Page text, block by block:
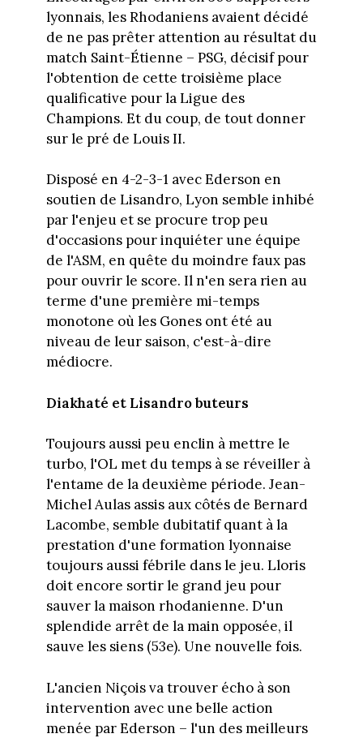
lyonnais, les Rhodaniens avaient décidé
de ne pas prêter attention au résultat du
match Saint-Étienne – PSG, décisif pour
l'obtention de cette troisième place
qualificative pour la Ligue des
Champions. Et du coup, de tout donner
sur le pré de Louis II.
Disposé en 4-2-3-1 avec Ederson en
soutien de Lisandro, Lyon semble inhibé
par l'enjeu et se procure trop peu
d'occasions pour inquiéter une équipe
de l'ASM, en quête du moindre faux pas
pour ouvrir le score. Il n'en sera rien au
terme d'une première mi-temps
monotone où les Gones ont été au
niveau de leur saison, c'est-à-dire
médiocre.
Diakhaté et Lisandro buteurs
Toujours aussi peu enclin à mettre le
turbo, l'OL met du temps à se réveiller à
l'entame de la deuxième période. Jean-
Michel Aulas assis aux côtés de Bernard
Lacombe, semble dubitatif quant à la
prestation d'une formation lyonnaise
toujours aussi fébrile dans le jeu. Lloris
doit encore sortir le grand jeu pour
sauver la maison rhodanienne. D'un
splendide arrêt de la main opposée, il
sauve les siens (53e). Une nouvelle fois.
L'ancien Niçois va trouver écho à son
intervention avec une belle action
menée par Ederson – l'un des meilleurs